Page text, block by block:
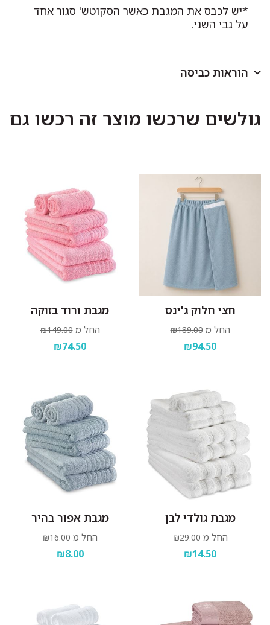
*יש לכבס את המגבת כאשר הסקוטש' סגור אחד
על גבי השני.
הוראות כביסה
40 מעלות.
כביסה ראשונה בנפרד.
לתלות מיד בגמר הכביסה במקום מוצל.
גולשים שרכשו מוצר זה רכשו גם
חצי חלוק ג'ינס
החל מ ₪189.00
₪94.50
מגבת ורוד בזוקה
החל מ ₪149.00
₪74.50
מגבת גולדי לבן
החל מ ₪29.00
₪14.50
מגבת אפור בהיר
החל מ ₪16.00
₪8.00